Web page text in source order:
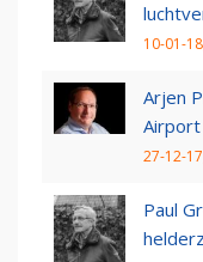
10-01-
Arjen
Airport
27-12-
Paul